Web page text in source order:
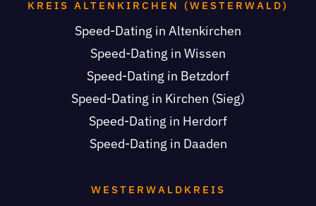
KREIS ALTENKIRCHEN (WESTERWALD)
Speed-Dating in Altenkirchen
Speed-Dating in Wissen
Speed-Dating in Betzdorf
Speed-Dating in Kirchen (Sieg)
Speed-Dating in Herdorf
Speed-Dating in Daaden
WESTERWALDKREIS